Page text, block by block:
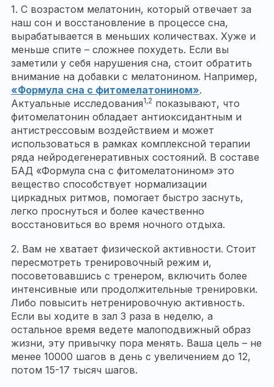
1. С возрастом мелатонин, который отвечает за
наш сон и восстановление в процессе сна,
вырабатывается в меньших количествах. Хуже и
меньше спите – сложнее похудеть. Если вы
заметили у себя нарушения сна, стоит обратить
внимание на добавки с мелатонином. Например,
«Формула сна с фитомелатонином».
Актуальные исследования1,2 показывают, что
фитомелатонин обладает антиоксидантным и
антистрессовым воздействием и может
использоваться в рамках комплексной терапии
ряда нейродегенеративных состояний. В составе
БАД «Формула сна с фитомелатонином» это
вещество способствует нормализации
циркадных ритмов, помогает быстро заснуть,
легко проснуться и более качественно
восстановиться во время ночного отдыха.
2. Вам не хватает физической активности. Стоит
пересмотреть тренировочный режим и,
посоветовавшись с тренером, включить более
интенсивные или продолжительные тренировки.
Либо повысить нетренировочную активность.
Если вы ходите в зал 3 раза в неделю, а
остальное время ведете малоподвижный образ
жизни, эту привычку пора менять. Ваша цель – не
менее 10000 шагов в день с увеличением до 12,
потом 15-17 тысяч шагов.